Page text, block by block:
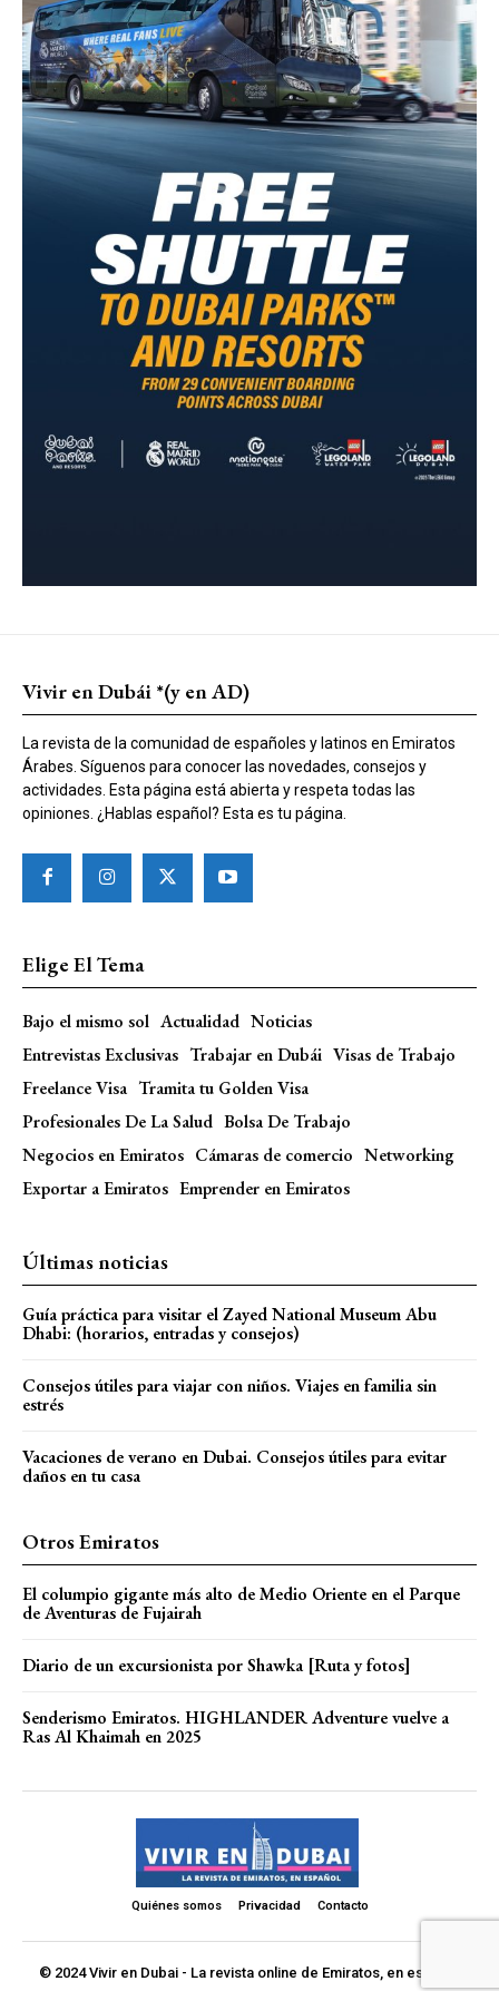
Vivir en Dubái *(y en AD)
La revista de la comunidad de españoles y latinos en Emiratos
Árabes. Síguenos para conocer las novedades, consejos y
actividades. Esta página está abierta y respeta todas las
opiniones. ¿Hablas español? Esta es tu página.
Elige El Tema
Bajo el mismo sol Actualidad Noticias
Entrevistas Exclusivas Trabajar en Dubái Visas de Trabajo
Freelance Visa Tramita tu Golden Visa
Profesionales De La Salud Bolsa De Trabajo
Negocios en Emiratos Cámaras de comercio Networking
Exportar a Emiratos Emprender en Emiratos
Últimas noticias
Guía práctica para visitar el Zayed National Museum Abu
Dhabi: (horarios, entradas y consejos)
Consejos útiles para viajar con niños. Viajes en familia sin
estrés
Vacaciones de verano en Dubai. Consejos útiles para evitar
daños en tu casa
Otros Emiratos
El columpio gigante más alto de Medio Oriente en el Parque
de Aventuras de Fujairah
Diario de un excursionista por Shawka [Ruta y fotos]
Senderismo Emiratos. HIGHLANDER Adventure vuelve a
Ras Al Khaimah en 2025
Quiénes somos Privacidad Contacto
© 2024 Vivir en Dubai - La revista online de Emiratos, en español